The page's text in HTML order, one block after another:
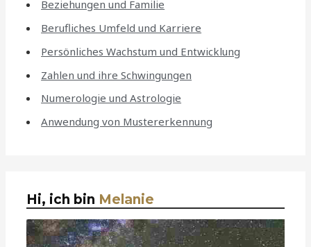
Beziehungen und Familie
Berufliches Umfeld und Karriere
Persönliches Wachstum und Entwicklung
Zahlen und ihre Schwingungen
Numerologie und Astrologie
Anwendung von Mustererkennung
Hi, ich bin Melanie